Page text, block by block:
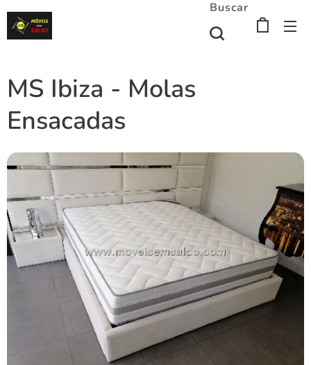
Buscar
MS Ibiza - Molas
Ensacadas